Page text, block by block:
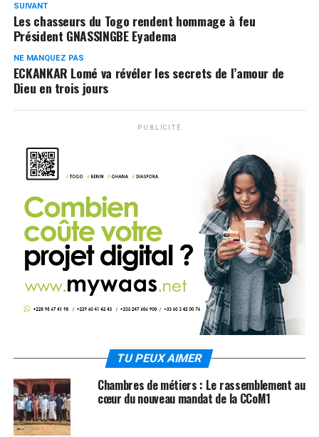
SUIVANT
Les chasseurs du Togo rendent hommage à feu
Président GNASSINGBE Eyadema
NE MANQUEZ PAS
ECKANKAR Lomé va révéler les secrets de l’amour de
Dieu en trois jours
PUBLICITÉ
TU PEUX AIMER
Chambres de métiers : Le rassemblement au
cœur du nouveau mandat de la CCoM1